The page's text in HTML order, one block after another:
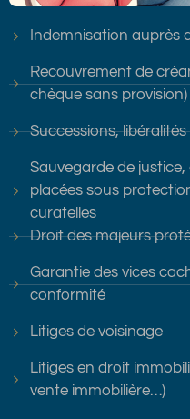
Indemnisation auprès
Recouvrement de
chèque sans provision)
Successions, libéralités
Sauvegarde de
placées sous
curatelles
Droit des majeurs
Garantie des vices
conformité
Litiges de voisinage
Litiges en droit
vente immobilière…)